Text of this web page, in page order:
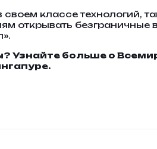
классе технологий,
открывать безграничные
Узнайте больше о